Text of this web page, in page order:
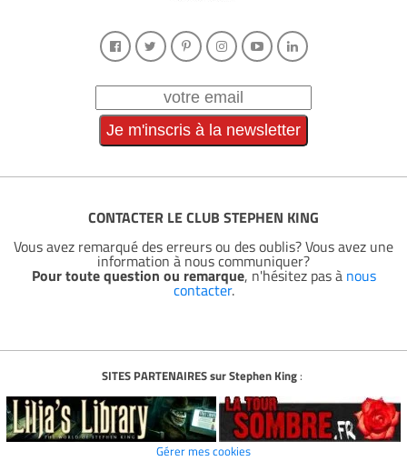
CONTACTER LE CLUB STEPHEN KING
Vous avez remarqué des erreurs ou des oublis? Vous avez une
information à nous communiquer?
Pour toute question ou remarque, n'hésitez pas à nous
contacter.
SITES PARTENAIRES sur Stephen King:
Gérer mes cookies